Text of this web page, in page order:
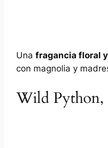
Una fragancia floral
con magnolia y
Wild Python,